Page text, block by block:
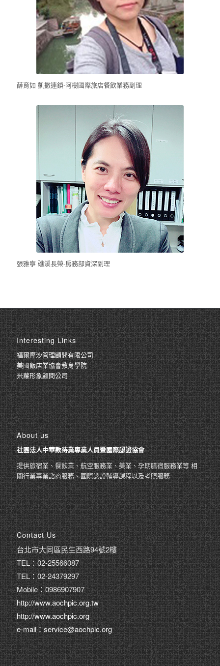
薛育如 凱撒連鎖-阿樹國際旅店餐飲業務副理
張雅寧 礁溪長榮-房務部資深副理
Interesting Links
福爾摩沙管理顧問有限公司
美國飯店業協會教育學院
米蘿形象顧問公司
About us
社團法人中華款待業專業人員暨國際認證協會
提供旅宿業、餐飲業、航空服務業、美業、孕期膳宿服務業等 相
關行業專業諮商服務、國際認證輔導課程以及考照服務
Contact Us
台北市大同區民生西路94號2樓
TEL：02-25566087
TEL：02-24379297
Mobile：0986907907
http://www.aochpic.org.tw
http://www.aochpic.org
e-mail：service@aochpic.org